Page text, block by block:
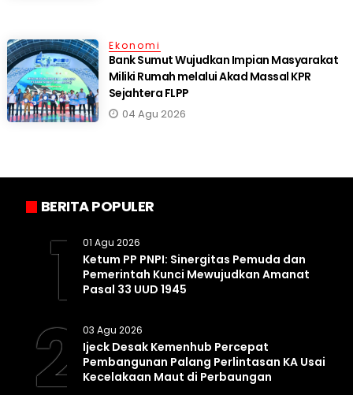
Ekonomi
Bank Sumut Wujudkan Impian Masyarakat
Miliki Rumah melalui Akad Massal KPR
Sejahtera FLPP
04 Agu 2026
BERITA POPULER
1 01 Agu 2026
Ketum PP PNPI: Sinergitas Pemuda dan
Pemerintah Kunci Mewujudkan Amanat
Pasal 33 UUD 1945
2 03 Agu 2026
Ijeck Desak Kemenhub Percepat
Pembangunan Palang Perlintasan KA Usai
Kecelakaan Maut di Perbaungan